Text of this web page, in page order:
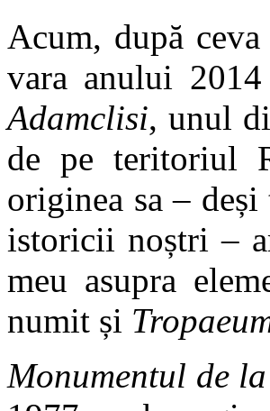
Acum, după
vara anului
Adamclisi, unul
de pe teritoriul
originea sa –
istoricii noștri –
meu asupra
numit și
Monumentul de